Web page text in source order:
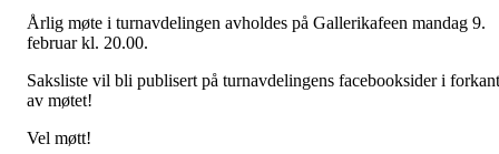
Årlig møte i turnavdelingen avholdes på Gallerikafeen mandag 9.
februar kl. 20.00.
Saksliste vil bli publisert på turnavdelingens facebooksider i forkant
av møtet!
Vel møtt!